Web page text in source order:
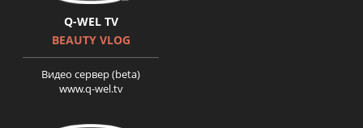
Q-WEL TV
BEAUTY VLOG
Видео сервер (beta)
www.q-wel.tv